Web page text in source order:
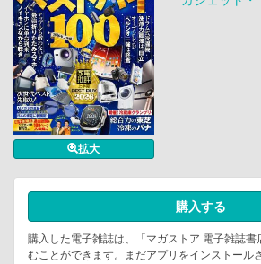
拡大
購入する
購入した電子雑誌は、「マガストア 電子雑誌
むことができます。まだアプリをインストール